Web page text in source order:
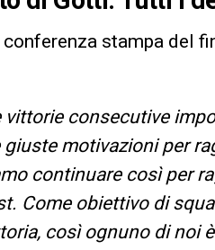
stampa del
vittorie consecutive
motivazioni per
continuare così per
Come obiettivo di
così ognuno di noi